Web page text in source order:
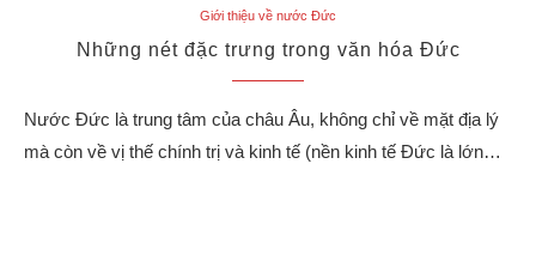
Giới thiệu về nước Đức
Những nét đặc trưng trong văn hóa Đức
Nước Đức là trung tâm của châu Âu, không chỉ về mặt địa lý
mà còn về vị thế chính trị và kinh tế (nền kinh tế Đức là lớn…